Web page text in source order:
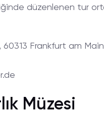
düzenlenen tur
60313 Frankfurt am Main
Müzesi